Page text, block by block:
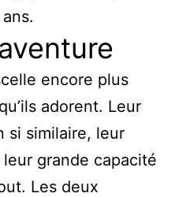
encore plus
adorent. Leur
si similaire, leur
grande capacité
Les deux